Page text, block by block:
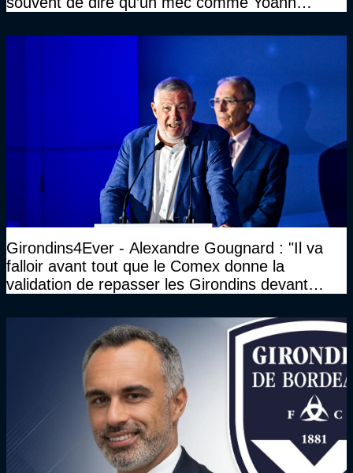
Girondins4Ever - Alexandre Gougnard : "Il va
falloir avant tout que le Comex donne la
validation de repasser les Girondins devant